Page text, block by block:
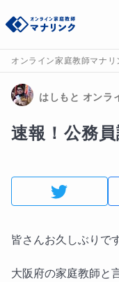
オンライン家庭教師マナリ
はしもと オンラ
速報！公務員
皆さんお久しぶりで
大阪府の家庭教師と